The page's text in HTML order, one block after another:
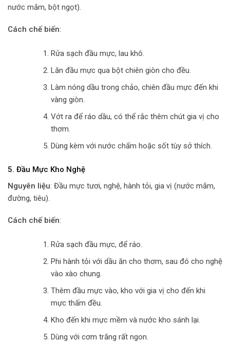
nước mắm, bột ngọt).
Cách chế biến:
Rửa sạch đầu mực, lau khô.
Lăn đầu mực qua bột chiên giòn cho đều.
Làm nóng dầu trong chảo, chiên đầu mực đến khi
vàng giòn.
Vớt ra để ráo dầu, có thể rắc thêm chút gia vị cho
thơm.
Dùng kèm với nước chấm hoặc sốt tùy sở thích.
5. Đầu Mực Kho Nghệ
Nguyên liệu: Đầu mực tươi, nghệ, hành tỏi, gia vị (nước mắm,
đường, tiêu).
Cách chế biến:
Rửa sạch đầu mực, để ráo.
Phi hành tỏi với dầu ăn cho thơm, sau đó cho nghệ
vào xào chung.
Thêm đầu mực vào, kho với gia vị cho đến khi
mực thấm đều.
Kho đến khi mực mềm và nước kho sánh lại.
Dùng với cơm trắng rất ngon.